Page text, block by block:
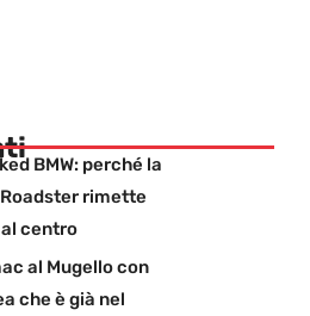
BMW: perché la
rimette
centro
al Mugello con
che è già nel